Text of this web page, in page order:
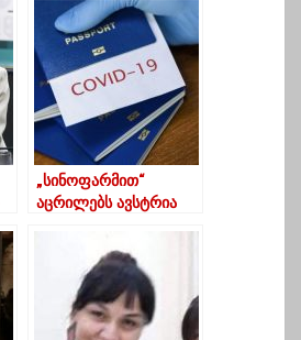
დედასთან ერთად
ავარიაში მოყვნენ
„სინოფარმით“
აცრილებს ავსტრია
კარანტინის გარეშე
მიიღებს